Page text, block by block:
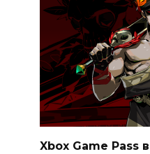
Xbox Game Pass